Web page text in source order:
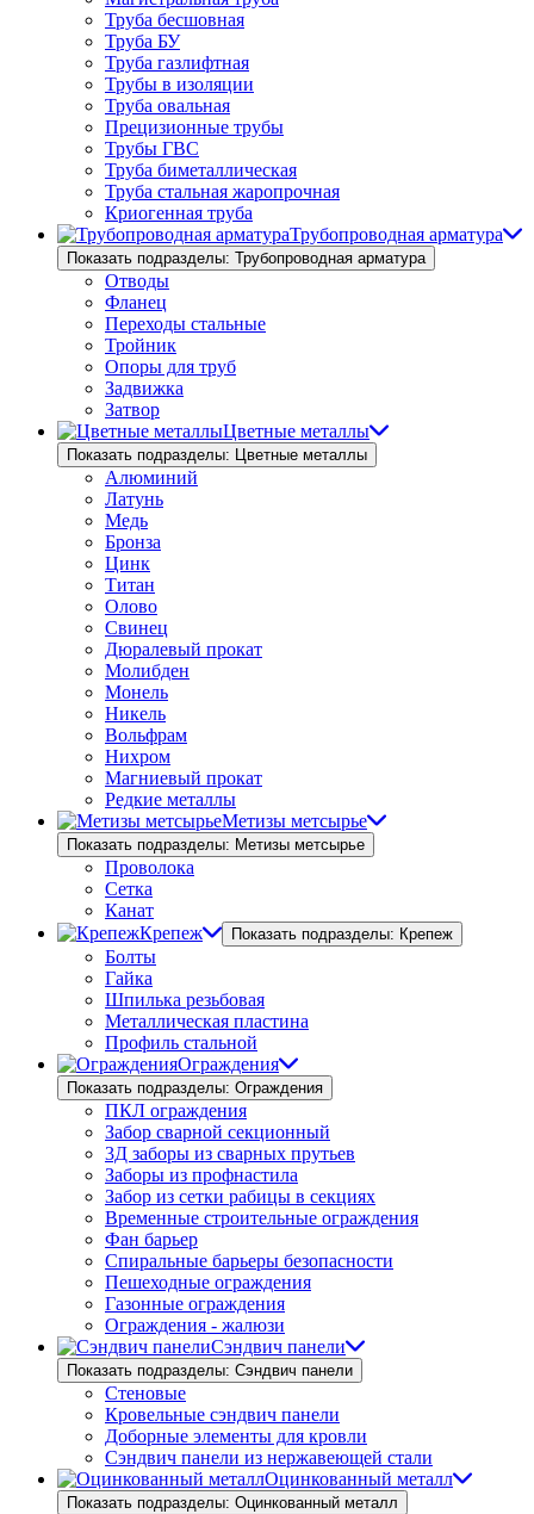
Труба бесшовная
Труба БУ
Труба газлифтная
Трубы в изоляции
Труба овальная
Прецизионные трубы
Трубы ГВС
Труба биметаллическая
Труба стальная жаропрочная
Криогенная труба
Трубопроводная арматура
Показать подразделы: Трубопроводная арматура
Отводы
Фланец
Переходы стальные
Тройник
Опоры для труб
Задвижка
Затвор
Цветные металлы
Показать подразделы: Цветные металлы
Алюминий
Латунь
Медь
Бронза
Цинк
Титан
Олово
Свинец
Дюралевый прокат
Молибден
Монель
Никель
Вольфрам
Нихром
Магниевый прокат
Редкие металлы
Метизы метсырье
Показать подразделы: Метизы метсырье
Проволока
Сетка
Канат
Крепеж
Показать подразделы: Крепеж
Болты
Гайка
Шпилька резьбовая
Металлическая пластина
Профиль стальной
Ограждения
Показать подразделы: Ограждения
ПКЛ ограждения
Забор сварной секционный
3Д заборы из сварных прутьев
Заборы из профнастила
Забор из сетки рабицы в секциях
Временные строительные ограждения
Фан барьер
Спиральные барьеры безопасности
Пешеходные ограждения
Газонные ограждения
Ограждения - жалюзи
Сэндвич панели
Показать подразделы: Сэндвич панели
Стеновые
Кровельные сэндвич панели
Доборные элементы для кровли
Сэндвич панели из нержавеющей стали
Оцинкованный металл
Показать подразделы: Оцинкованный металл